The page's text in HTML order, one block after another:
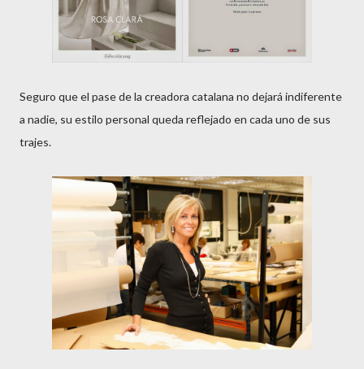
Seguro que el pase de la creadora catalana no dejará indiferente
a nadie, su estilo personal queda reflejado en cada uno de sus
trajes.